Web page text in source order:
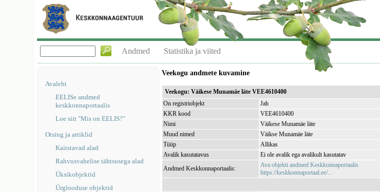
Andmed Statistika ja viited
Avaleht
EELISe andmed
keskkonnaportaalis
Loe siit "Mis on EELIS?"
Otsing ja artiklid
Kaitstavad alad
Rahvusvahelise tähtsusega alad
Üksikobjektid
Ürglooduse objektid
Veekogu andmete kuvamine
Veekogu: Väikese Munamäe läte VEE4610400
On registriobjekt
Jah
KKR kood
VEE4610400
Nimi
Väikese Munamäe läte
Muud nimed
Väikse Munamäe läte
Tüüp
Allikas
Avalik kasutatavus
Ei ole avalik ega avalikult kasutatav
Andmed Keskkonnaportaalis:
Ava objekti andmed Keskkonnaportaalis
https://keskkonnaportaal.ee/...